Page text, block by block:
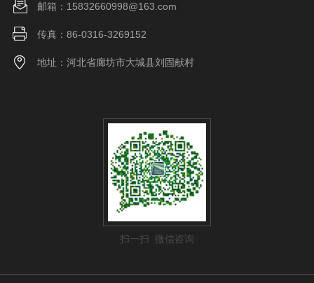
邮箱：15832660998@163.com
传真：86-0316-3269152
地址：河北省廊坊市大城县刘固献村
扫一扫 微信咨询